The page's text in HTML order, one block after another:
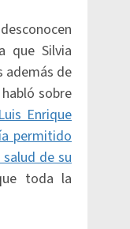
que Silvia
además de
sobre
Enrique
permitido
de su
toda la